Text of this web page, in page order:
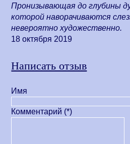
Пронизывающая до глубины
которой наворачиваются
невероятно художественно.
18 октября 2019
Написать отзыв
Имя
Комментарий (*)